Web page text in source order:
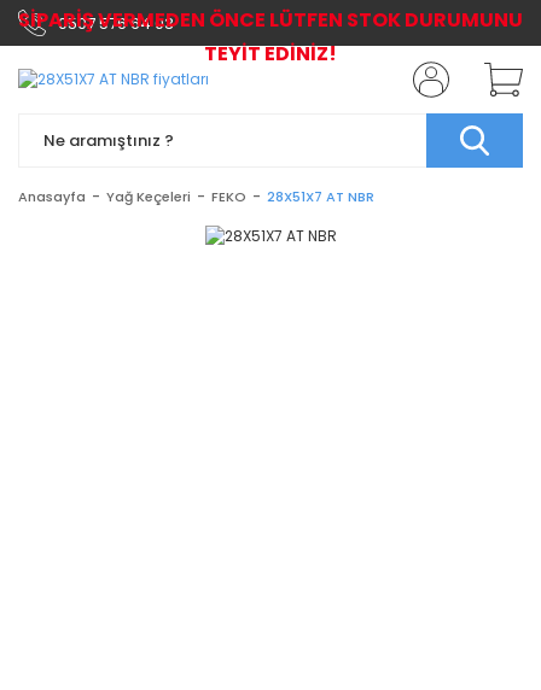
0507 576 64 03
Anasayfa Yağ Keçeleri FEKO 28X51X7 AT NBR
SİPARİŞ VERMEDEN ÖNCE LÜTFEN STOK DURUMUNU
TEYİT EDİNİZ!